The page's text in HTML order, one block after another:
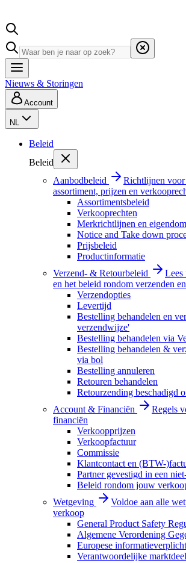
Nieuws & Storingen
Account
NL
Beleid
Beleid
Aanbodbeleid
Richtlijnen voor
assortiment, prijzen en
Assortimentsbeleid
Verkooprechten
Merkrichtlijnen en
Notice and Take down
Prijsbeleid
Productinformatie
Verzend- & Retourbeleid
Lees
en het beleid rondom verzenden
Verzendopties
Levertijd
Bestelling behandelen en
verzendwijze'
Bestelling behandelen via
Bestelling behandelen &
via bol
Bestelling annuleren
Retouren behandelen
Retourzending beschadigd
Account & Financiën
Regels
financiën
Verkoopprijzen
Verkoopfactuur
Commissie
Klantcontact en (BTW-
Partner gevestigd in een
Beleid rondom jouw
Wetgeving
Voldoe aan alle
verkoop
General Product Safety
Algemene Verordening
Europese
Verantwoordelijke